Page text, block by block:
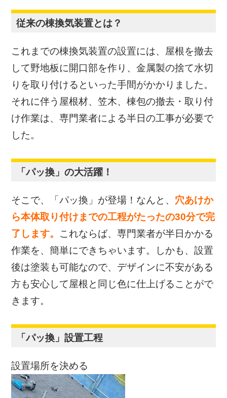
従来の棟換気装置とは？
これまでの棟換気装置の設置には、屋根を撤去
して野地板に開口部を作り、金属製の捨て水切
りを取り付けるといった手間がかかりました。
それに伴う屋根材、笠木、棟包の撤去・取り付
け作業は、専門業者による半日の工事が必要で
した。
「パッ換」の大活躍！
そこで、「パッ換」が登場！なんと、 穴あけか
ら本体取り付けまでの工程がたったの30分で完
了します。 これならば、専門業者が半日かかる
作業を、簡単にできちゃいます。しかも、設置
後は塗装も可能なので、デザインに不安がある
方も安心して屋根と同じ色に仕上げることがで
きます。
「パッ換」設置工程
設置場所を決める